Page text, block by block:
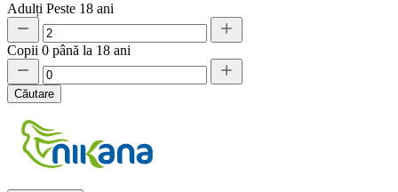
Adulți Peste 18 ani
Copii 0 până la 18 ani
Căutare